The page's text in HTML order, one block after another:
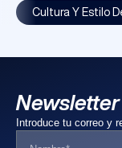
Cultura Y Estilo
Introduce tu correo y